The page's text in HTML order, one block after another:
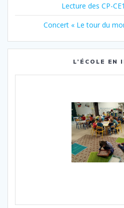
Lecture des CP-
Concert « Le tour du
L’ÉCOLE EN